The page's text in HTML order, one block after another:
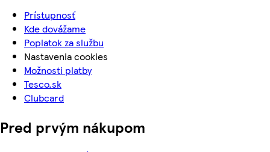
Prístupnosť
Kde dovážame
Poplatok za službu
Nastavenia cookies
Možnosti platby
Tesco.sk
Clubcard
Pred prvým nákupom